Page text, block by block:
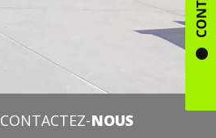
CONTACTEZ-NOUS